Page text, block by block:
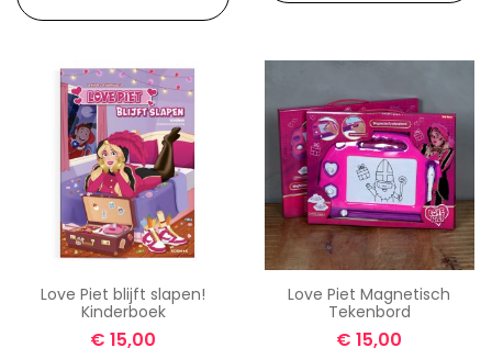
Love Piet blijft slapen!
Kinderboek
€ 15,00
Love Piet Magnetisch
Tekenbord
€ 15,00